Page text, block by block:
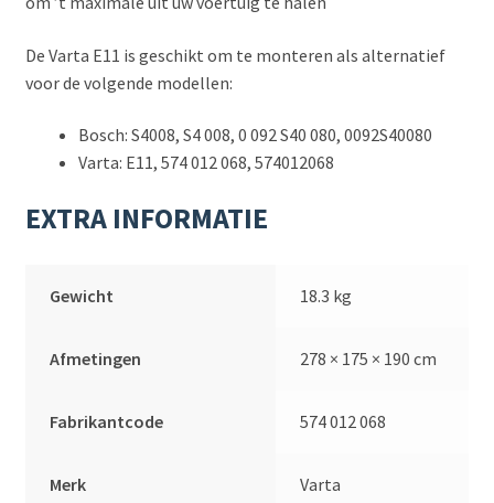
De Varta E11 is geschikt om te monteren als alternatief
voor de volgende modellen:
Bosch: S4008, S4 008, 0 092 S40 080, 0092S40080
Varta: E11, 574 012 068, 574012068
EXTRA INFORMATIE
Gewicht 18.3 kg
Afmetingen 278 × 175 × 190 cm
Fabrikantcode 574 012 068
Merk Varta